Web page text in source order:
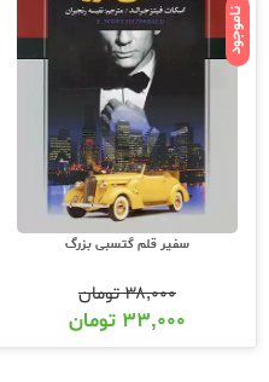
ناموجود
سفیر قلم گتسبی بزرگ
۳۸,۰۰۰تومان
۳۳,۰۰۰ تومان